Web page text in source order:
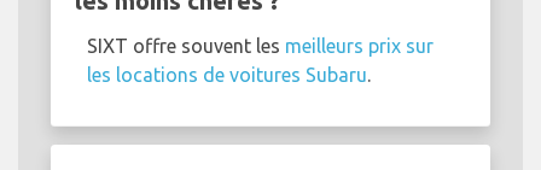
SIXT offre souvent les meilleurs prix sur
les locations de voitures Subaru